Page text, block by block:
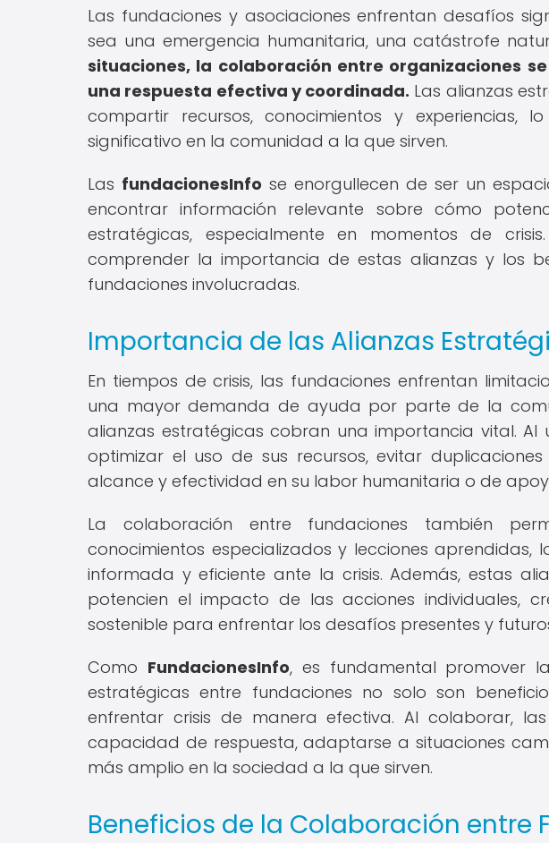
Las fundaciones y asociaciones enfrentan desafíos
sea una emergencia humanitaria, una catástrofe
situaciones, la colaboración entre organizaciones
una respuesta efectiva y coordinada. Las alianzas
compartir recursos, conocimientos y
significativo en la comunidad a la que sirven.
Las fundacionesInfo se enorgullecen de ser un
encontrar información relevante sobre cómo
estratégicas, especialmente en momentos de
comprender la importancia de estas alianzas y los
fundaciones involucradas.
Importancia de las Alianzas
En tiempos de crisis, las fundaciones enfrentan
una mayor demanda de ayuda por parte de la
alianzas estratégicas cobran una importancia vital. Al
optimizar el uso de sus recursos, evitar
alcance y efectividad en su labor humanitaria o de
La colaboración entre fundaciones también
conocimientos especializados y lecciones
informada y eficiente ante la crisis. Además, estas
potencien el impacto de las acciones individuales,
sostenible para enfrentar los desafíos presentes y
Como FundacionesInfo, es fundamental promover
estratégicas entre fundaciones no solo son
enfrentar crisis de manera efectiva. Al colaborar,
capacidad de respuesta, adaptarse a situaciones
más amplio en la sociedad a la que sirven.
Beneficios de la Colaboración entre